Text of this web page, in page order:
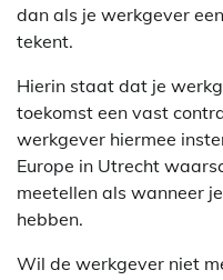
dan als je werkgever
tekent.
Hierin staat dat je
toekomst een vast
werkgever hiermee
Europe in Utrecht
meetellen als wanneer
hebben.
Wil de werkgever niet